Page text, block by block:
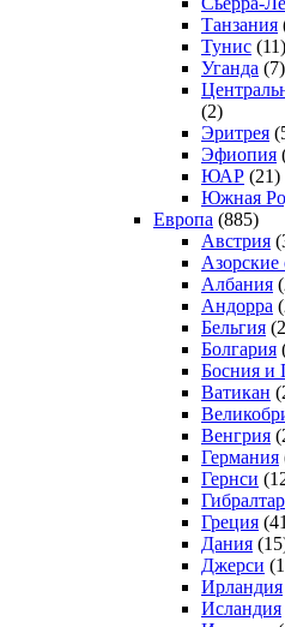
Танзания
Тунис (11)
Уганда (7)
(2)
Эритрея
Эфиопия
ЮАР (21)
Южная
Европа (885)
Австрия
Азорские
Албания
Андорра
Бельгия
Болгария
Босния и
Ватикан
Венгрия
Германия
Гернси
Гибралтар
Греция
Дания
Джерси
Ирландия
Исландия